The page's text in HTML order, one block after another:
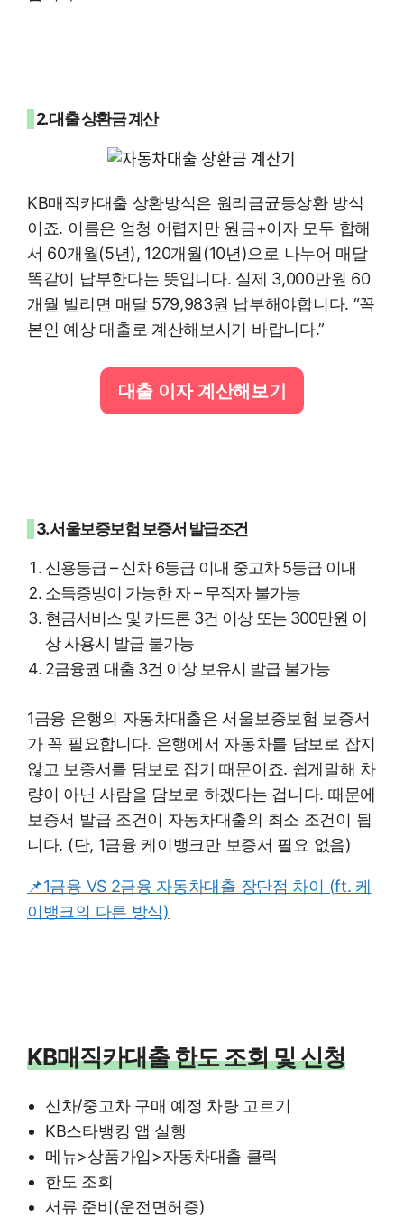
2. 대출 상환금 계산
KB매직카대출 상환방식은 원리금균등상환 방식
이죠. 이름은 엄청 어렵지만 원금+이자 모두 합해
서 60개월(5년), 120개월(10년)으로 나누어 매달
똑같이 납부한다는 뜻입니다. 실제 3,000만원 60
개월 빌리면 매달 579,983원 납부해야합니다. “꼭
본인 예상 대출로 계산해보시기 바랍니다.”
대출 이자 계산해보기
3. 서울보증보험 보증서 발급조건
신용등급 – 신차 6등급 이내 중고차 5등급 이내
소득증빙이 가능한 자 – 무직자 불가능
현금서비스 및 카드론 3건 이상 또는 300만원 이
상 사용시 발급 불가능
2금융권 대출 3건 이상 보유시 발급 불가능
1금융 은행의 자동차대출은 서울보증보험 보증서
가 꼭 필요합니다. 은행에서 자동차를 담보로 잡지
않고 보증서를 담보로 잡기 때문이죠. 쉽게말해 차
량이 아닌 사람을 담보로 하겠다는 겁니다. 때문에
보증서 발급 조건이 자동차대출의 최소 조건이 됩
니다. (단, 1금융 케이뱅크만 보증서 필요 없음)
📌1금융 VS 2금융 자동차대출 장단점 차이 (ft. 케
이뱅크의 다른 방식)
KB매직카대출 한도 조회 및 신청
신차/중고차 구매 예정 차량 고르기
KB스타뱅킹 앱 실행
메뉴>상품가입>자동차대출 클릭
한도 조회
서류 준비(운전면허증)